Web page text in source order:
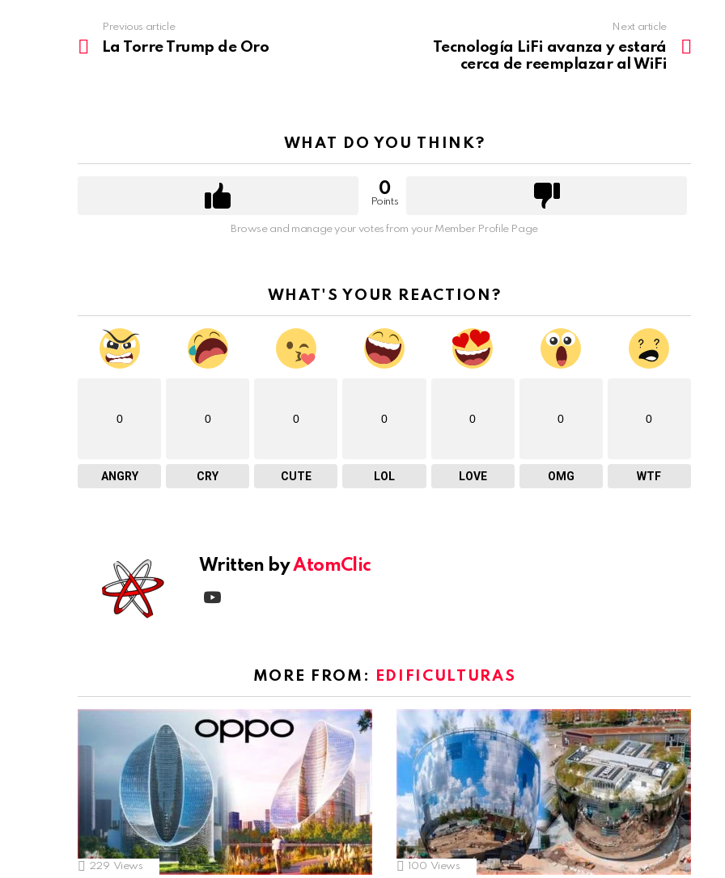
more
Previous article
La Torre Trump de Oro
Next article
Tecnología LiFi avanza y estará
cerca de reemplazar al WiFi
WHAT DO YOU THINK?
0
Points
Browse and manage your votes from your Member Profile Page
WHAT'S YOUR REACTION?
0
ANGRY
0
CRY
0
CUTE
0
LOL
0
LOVE
0
OMG
0
WTF
Written byAtomClic
MORE FROM: EDIFICULTURAS
229 Views 100 Views